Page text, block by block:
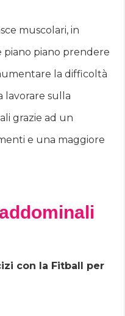
muscolari, in
piano piano prendere
la difficoltà
lavorare sulla
grazie ad un
e una maggiore
con la Fitball per